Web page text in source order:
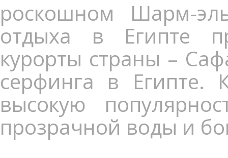
роскошном Шарм-
отдыха в Египте
курорты страны –
серфинга в Египте.
высокую
прозрачной воды и